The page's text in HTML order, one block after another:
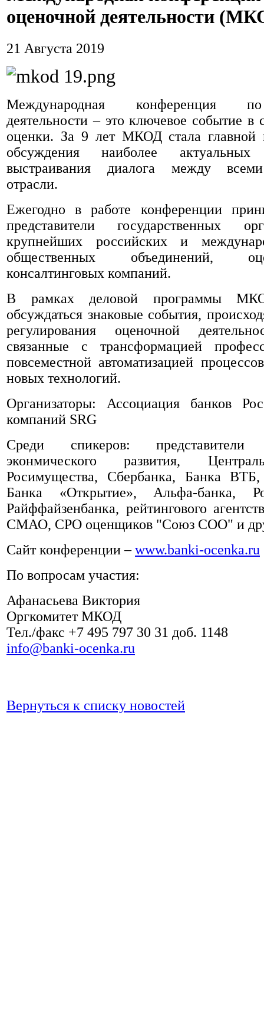
оценочной деятельности
21 Августа 2019
Международная конференция
деятельности – это ключевое событие в
оценки. За 9 лет МКОД стала главной
обсуждения наиболее
выстраивания диалога между
отрасли.
Ежегодно в работе конференции
представители государственных
крупнейших российских и
общественных объединений,
консалтинговых компаний.
В рамках деловой программы
обсуждаться знаковые события,
регулирования оценочной
связанные с трансформацией
повсеместной автоматизацией
новых технологий.
Организаторы: Ассоциация банков
компаний SRG
Среди спикеров: представители
эконмического развития,
Росимущества, Сбербанка, Банка ВТБ,
Банка «Открытие», Альфа-банка,
Райффайзенбанка, рейтингового
СМАО, СРО оценщиков "Союз СОО" и
Сайт конференции –www.banki-ocenka.ru
По вопросам участия:
Афанасьева Виктория
Оргкомитет МКОД
Тел./факс +7 495 797 30 31 доб. 1148
info@banki-ocenka.ru
Вернуться к списку новостей